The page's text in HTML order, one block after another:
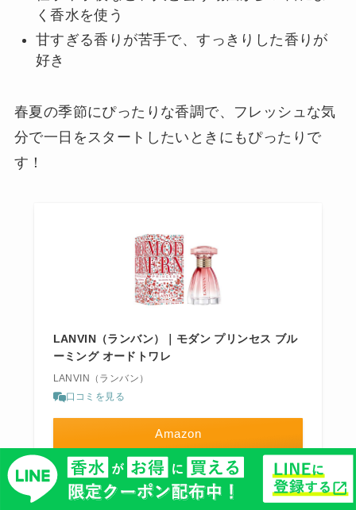
く香水を使う
甘すぎる香りが苦手で、すっきりした香りが
好き
春夏の季節にぴったりな香調で、フレッシュな気
分で一日をスタートしたいときにもぴったりで
す！
LANVIN（ランバン）｜モダン プリンセス ブル
ーミング オードトワレ
LANVIN（ランバン）
口コミを見る
Amazon
楽天市場